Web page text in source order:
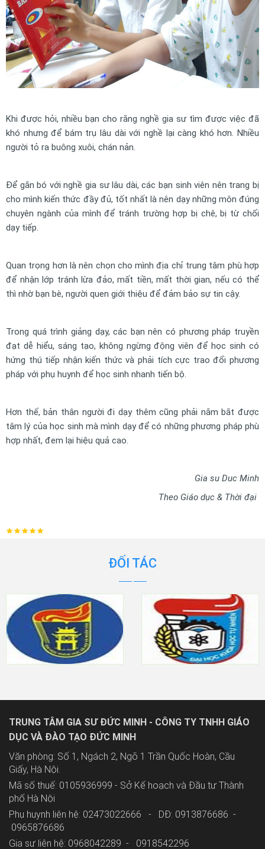
Khi được hỏi, nhiều bạn cho rằng nghề gia sư tìm được việc đã
khó nhưng để bám trụ lâu dài với nghề lại càng khó hơn. Nhiều
người tỏ ra buông xuôi, chán nản.
Để gắn bó với nghề gia sư lâu dài, các bạn sinh viên nên trang bị
cho mình kiến thức đầy đủ, tốt nhất là nên dạy những môn đúng
chuyên ngành của mình để tránh trường hợp bị chê, bị từ chối
dạy tiếp.
Quan trọng hơn là nên chọn cho mình địa chỉ trung tâm phù hợp
để nhận lớp tránh lừa đảo, mất tiền, mất thời gian, nếu có thể
thì nhờ bạn bè, người quen giới thiệu để đảm bảo sự tin cậy.
Trong quá trình giảng dạy, các bạn nên có phương pháp truyền
đạt dễ hiểu, sáng tạo, không ngừng động viên để học sinh có
hứng thú tiếp nhận kiến thức và phải tích cực trao đổi phương
pháp với phụ huynh để học sinh nhanh tiến bộ.
Hơn thế, bản thân người đi dạy thêm cũng phải nắm bắt được
tâm lý của học sinh mà mình dạy để có những phương pháp phù
hợp nhất, đem lại hiệu quả cao.
Gia su Duc Minh
Theo Giáo dục & Thời đại
ĐỐI TÁC
TRUNG TÂM GIA SƯ ĐỨC MINH - CÔNG TY TNHH GIÁO
DỤC VÀ ĐÀO TẠO ĐỨC MINH
Văn phòng: Số 1, Ngách 2, Ngõ 1 Trần Quốc Hoàn, Cầu
Giấy, Hà Nội.
Mã số thuế: 0105936999 - Sở Kế hoạch và Đầu tư Thành
phố Hà Nội
Phụ huynh liên hệ: 02473022666 - DĐ: 0913876686 -
0965876686
Gia sư liên hệ: 0968042289 - 0918542296